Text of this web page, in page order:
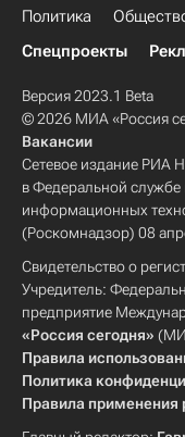
Политика
Спецпроекты
Версия 2023.1 Beta
© 2026 МИА «Россия
Вакансии
Сетевое издание РИА
в Федеральной службе
информационных
(Роскомнадзор) 08
Свидетельство о
Учредитель:
предприятие
«Россия сегодня»
Правила
Политика
Правила применения